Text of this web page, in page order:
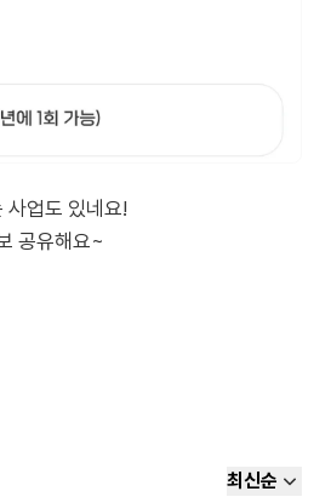
사업도 있네요!
최신순